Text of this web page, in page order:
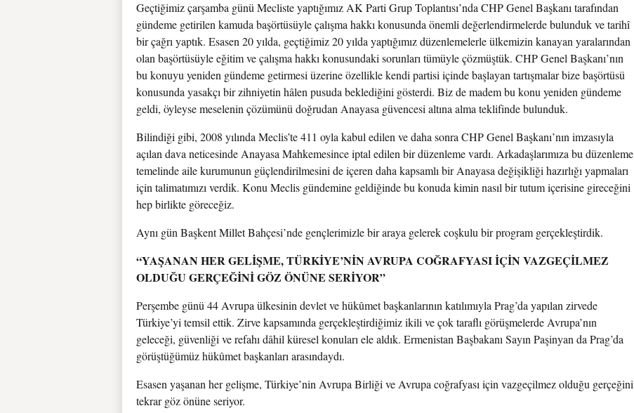
Geçtiğimiz çarşamba günü Mecliste yaptığımız AK Parti Grup Toplantısı’nda CHP Genel Başkanı tarafından
gündeme getirilen kamuda başörtüsüyle çalışma hakkı konusunda önemli değerlendirmelerde bulunduk ve tarihî
bir çağrı yaptık. Esasen 20 yılda, geçtiğimiz 20 yılda yaptığımız düzenlemelerle ülkemizin kanayan yaralarından
olan başörtüsüyle eğitim ve çalışma hakkı konusundaki sorunları tümüyle çözmüştük. CHP Genel Başkanı’nın
bu konuyu yeniden gündeme getirmesi üzerine özellikle kendi partisi içinde başlayan tartışmalar bize başörtüsü
konusunda yasakçı bir zihniyetin hâlen pusuda beklediğini gösterdi. Biz de madem bu konu yeniden gündeme
geldi, öyleyse meselenin çözümünü doğrudan Anayasa güvencesi altına alma teklifinde bulunduk.
Bilindiği gibi, 2008 yılında Meclis’te 411 oyla kabul edilen ve daha sonra CHP Genel Başkanı’nın imzasıyla
açılan dava neticesinde Anayasa Mahkemesince iptal edilen bir düzenleme vardı. Arkadaşlarımıza bu düzenleme
temelinde aile kurumunun güçlendirilmesini de içeren daha kapsamlı bir Anayasa değişikliği hazırlığı yapmaları
için talimatımızı verdik. Konu Meclis gündemine geldiğinde bu konuda kimin nasıl bir tutum içerisine gireceğini
hep birlikte göreceğiz.
Aynı gün Başkent Millet Bahçesi’nde gençlerimizle bir araya gelerek coşkulu bir program gerçekleştirdik.
“YAŞANAN HER GELİŞME, TÜRKİYE’NİN AVRUPA COĞRAFYASI İÇİN VAZGEÇİLMEZ
OLDUĞU GERÇEĞİNİ GÖZ ÖNÜNE SERİYOR”
Perşembe günü 44 Avrupa ülkesinin devlet ve hükûmet başkanlarının katılımıyla Prag’da yapılan zirvede
Türkiye’yi temsil ettik. Zirve kapsamında gerçekleştirdiğimiz ikili ve çok taraflı görüşmelerde Avrupa’nın
geleceği, güvenliği ve refahı dâhil küresel konuları ele aldık. Ermenistan Başbakanı Sayın Paşinyan da Prag’da
görüştüğümüz hükûmet başkanları arasındaydı.
Esasen yaşanan her gelişme, Türkiye’nin Avrupa Birliği ve Avrupa coğrafyası için vazgeçilmez olduğu gerçeğini
tekrar göz önüne seriyor.